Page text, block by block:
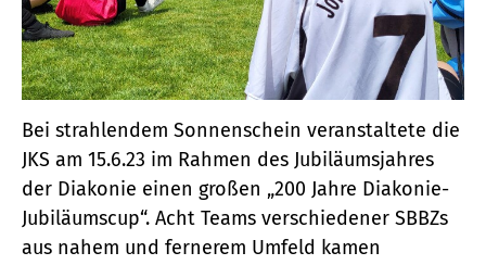
Bei strahlendem Sonnenschein veranstaltete die
JKS am 15.6.23 im Rahmen des Jubiläumsjahres
der Diakonie einen großen „200 Jahre Diakonie-
Jubiläumscup“. Acht Teams verschiedener SBBZs
aus nahem und fernerem Umfeld kamen